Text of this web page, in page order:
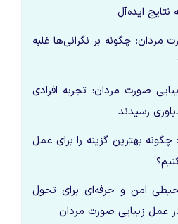
نتایج ایده‌آل
چگونه بر نگرانی‌ها غلبه
صورت مردان: تجربه افرادی
رسیدند
بهترین گزینه را برای عمل
امن و حرفه‌ای برای تحول
عمل زیبایی صورت مردان